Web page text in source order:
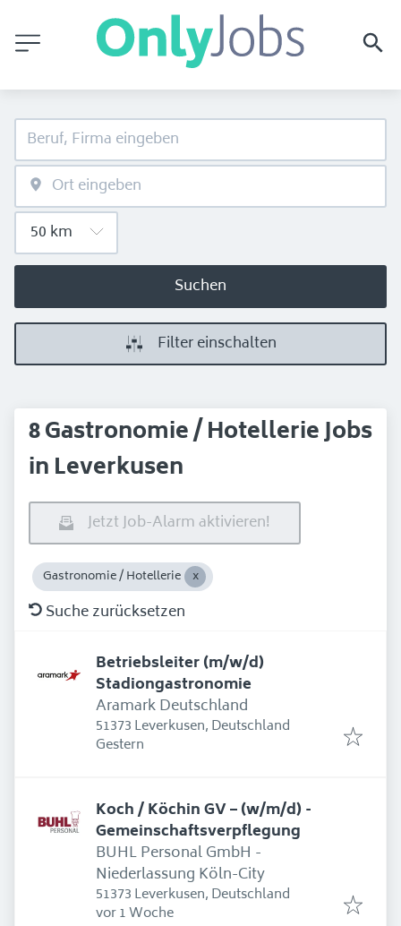
Suchen
Filter einschalten
8 Gastronomie / Hotellerie Jobs
in Leverkusen
Jetzt Job-Alarm aktivieren!
Gastronomie / Hotellerie
Suche zurücksetzen
Betriebsleiter (m/w/d)
Stadiongastronomie
Aramark Deutschland
51373 Leverkusen, Deutschland
Erschienen
Gestern
Koch / Köchin GV – (w/m/d) -
Gemeinschaftsverpflegung
BUHL Personal GmbH -
Niederlassung Köln-City
51373 Leverkusen, Deutschland
Erschienen:
vor 1 Woche